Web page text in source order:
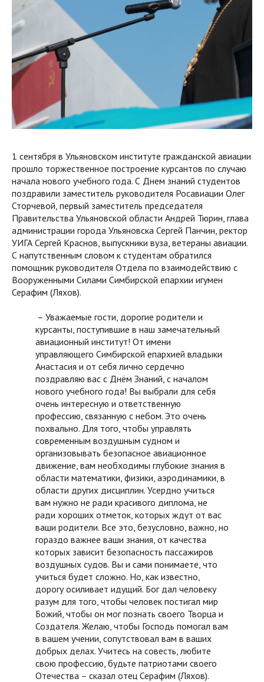
1 сентября в Ульяновском институте гражданской авиации
прошло торжественное построение курсантов по случаю
начала нового учебного года. С Днем знаний студентов
поздравили заместитель руководителя Росавиации Олег
Сторчевой, первый заместитель председателя
Правительства Ульяновской области Андрей Тюрин, глава
администрации города Ульяновска Сергей Панчин, ректор
УИГА Сергей Краснов, выпускники вуза, ветераны авиации.
С напутственным словом к студентам обратился
помощник руководителя Отдела по взаимодействию с
Вооруженными Силами Симбирской епархии игумен
Серафим (Ляхов).
– Уважаемые гости, дорогие родители и
курсанты, поступившие в наш замечательный
авиационный институт! От имени
управляющего Симбирской епархией владыки
Анастасия и от себя лично сердечно
поздравляю вас с Днём Знаний, с началом
нового учебного года! Вы выбрали для себя
очень интересную и ответственную
профессию, связанную с небом. Это очень
похвально. Для того, чтобы управлять
современным воздушным судном и
организовывать безопасное авиационное
движение, вам необходимы глубокие знания в
области математики, физики, аэродинамики, в
области других дисциплин. Усердно учиться
вам нужно не ради красивого диплома, не
ради хороших отметок, которых ждут от вас
ваши родители. Все это, безусловно, важно, но
гораздо важнее ваши знания, от качества
которых зависит безопасность пассажиров
воздушных судов. Вы и сами понимаете, что
учиться будет сложно. Но, как известно,
дорогу осиливает идущий. Бог дал человеку
разум для того, чтобы человек постигал мир
Божий, чтобы он мог познать своего Творца и
Создателя. Желаю, чтобы Господь помогал вам
в вашем учении, сопутствовал вам в ваших
добрых делах. Учитесь на совесть, любите
свою профессию, будьте патриотами своего
Отечества – сказал отец Серафим (Ляхов).